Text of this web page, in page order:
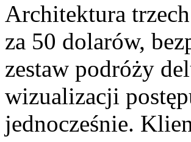
Architektura trzech
za 50 dolarów,
zestaw podróży
wizualizacji
jednocześnie.